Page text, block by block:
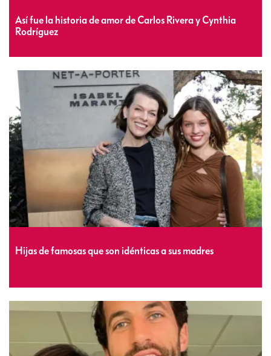
Así fue la historia de amor de Carlos Rivera y Cynthia
Rodríguez
Hijas de famosas que son idénticas a sus madres